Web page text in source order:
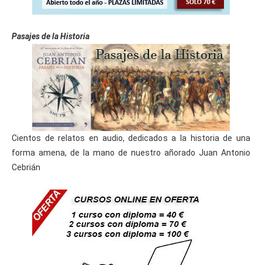
Pasajes de la Historia
Cientos de relatos en audio, dedicados a la historia de una
forma amena, de la mano de nuestro añorado Juan Antonio
Cebrián